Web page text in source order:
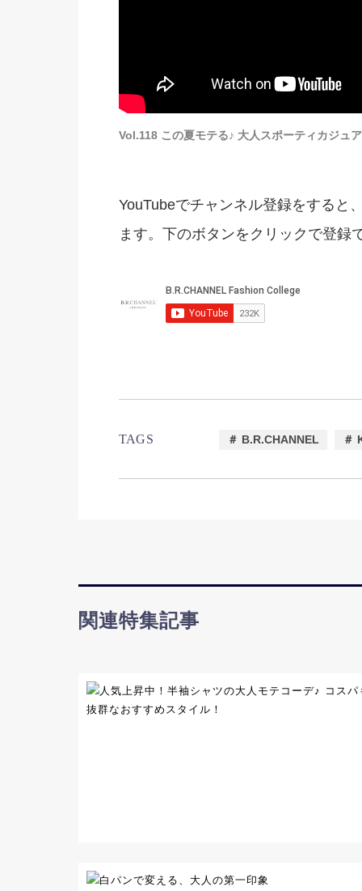
Vol.118 この夏モテる♪ 大人スポーティカジュ
YouTubeでチャンネル登録をすると
ます。下のボタンをクリックで登録
TAGS ＃ B.R.CHANNEL ＃
関連特集記事